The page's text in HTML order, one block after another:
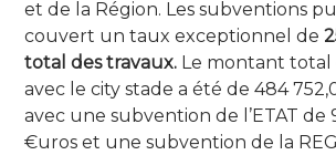
et de la Région. Les subventions
couvert un taux exceptionnel de
total des travaux. Le montant total
avec le city stade a été de 484
avec une subvention de l’ETAT de
€uros et une subvention de la